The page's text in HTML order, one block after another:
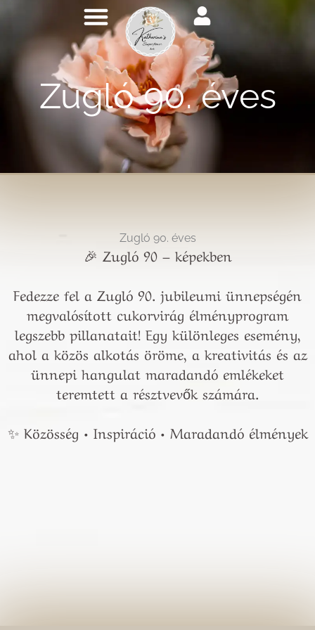
Zugló 90. éves
Zugló 90. éves
🎉 Zugló 90 – képekben
Fedezze fel a Zugló 90. jubileumi ünnepségén
megvalósított cukorvirág élményprogram
legszebb pillanatait! Egy különleges esemény,
ahol a közös alkotás öröme, a kreativitás és az
ünnepi hangulat maradandó emlékeket
teremtett a résztvevők számára.
✨ Közösség • Inspiráció • Maradandó élmények